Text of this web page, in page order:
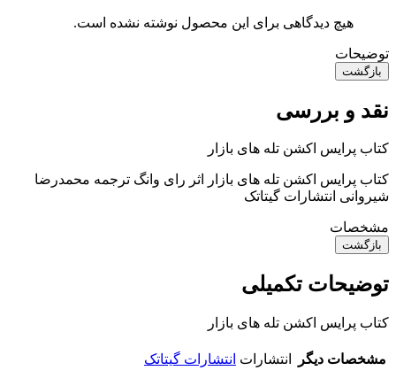
هیچ دیدگاهی برای این محصول نوشته نشده است.
توضیحات
بازگشت
نقد و بررسی
کتاب پرایس اکشن تله های بازار
کتاب پرایس اکشن تله های بازار اثر رای وانگ ترجمه محمدرضا
شیروانی انتشارات گیتاتک
مشخصات
بازگشت
توضیحات تکمیلی
کتاب پرایس اکشن تله های بازار
مشخصات دیگر انتشارات انتشارات گیتاتک